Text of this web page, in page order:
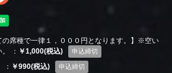
席種で一律１，０００円となります。】※空い
： ￥1,000(税込) 申込締切
： ￥990(税込) 申込締切